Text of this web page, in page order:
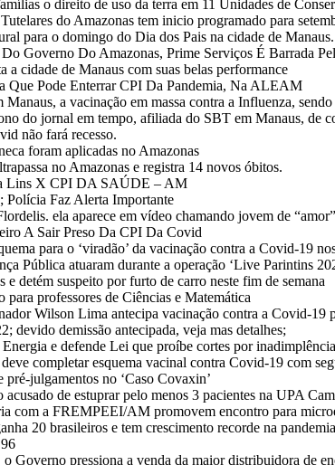
o direito de uso da terra em 11 Unidades de
do Amazonas tem inicio programado para
para o domingo do Dia dos Pais na cidade de Manaus.
Governo Do Amazonas, Prime Serviços É Barrada
cidade de Manaus com suas belas performance
Que Pode Enterrar CPI Da Pandemia, Na ALEAM
Manaus, a vacinação em massa contra a Influenza,
do jornal em tempo, afiliada do SBT em Manaus, de
não fará recesso.
foram aplicadas no Amazonas
no Amazonas e registra 14 novos óbitos.
Lins X CPI DA SAÚDE – AM
Faz Alerta Importante
ela aparece em vídeo chamando jovem de “amor”
A Sair Preso Da CPI Da Covid
para o ‘viradão’ da vacinação contra a Covid-19
Pública atuaram durante a operação ‘Live Parintins
detém suspeito por furto de carro neste fim de semana
para professores de Ciências e Matemática
Wilson Lima antecipa vacinação contra a Covid-19
devido demissão antecipada, veja mas detalhes;
e defende Lei que proíbe cortes por inadimplência
completar esquema vacinal contra Covid-19 com
julgamentos no ‘Caso Covaxin’
de estuprar pelo menos 3 pacientes na UPA
a FREMPEEI/AM promovem encontro para
20 brasileiros e tem crescimento recorde na pandemia
Governo pressiona a venda da maior distribuidora de